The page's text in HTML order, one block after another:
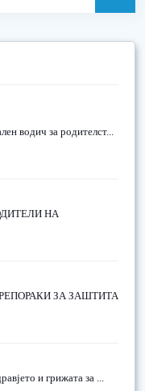
водич за родителст...
НА
ЗА ЗАШТИТА
и грижата за ...